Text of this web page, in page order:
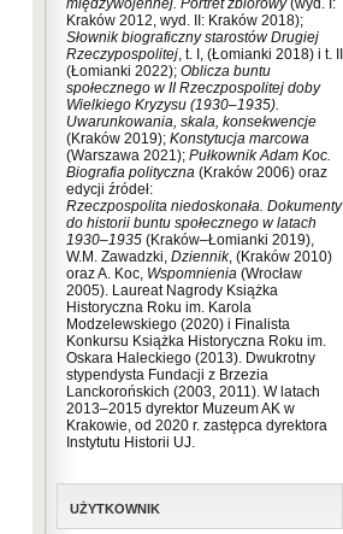
międzywojennej. Portret zbiorowy(wyd. I:
Kraków 2012, wyd. II: Kraków 2018);
Słownik biograficzny starostów Drugiej
Rzeczypospolitej, t. I, (Łomianki 2018) i t. II
(Łomianki 2022); Oblicza buntu
społecznego w II Rzeczpospolitej doby
Wielkiego Kryzysu (1930–1935).
Uwarunkowania, skala, konsekwencje
(Kraków 2019); Konstytucja marcowa
(Warszawa 2021); Pułkownik Adam Koc.
Biografia polityczna (Kraków 2006) oraz
edycji źródeł:
Rzeczpospolita niedoskonała. Dokumenty
do historii buntu społecznego w latach
1930–1935 (Kraków–Łomianki 2019),
W.M. Zawadzki, Dziennik, (Kraków 2010)
oraz A. Koc, Wspomnienia (Wrocław
2005). Laureat Nagrody Książka
Historyczna Roku im. Karola
Modzelewskiego (2020) i Finalista
Konkursu Książka Historyczna Roku im.
Oskara Haleckiego (2013). Dwukrotny
stypendysta Fundacji z Brzezia
Lanckorońskich (2003, 2011). W latach
2013–2015 dyrektor Muzeum AK w
Krakowie, od 2020 r. zastępca dyrektora
Instytutu Historii UJ.
UŻYTKOWNIK